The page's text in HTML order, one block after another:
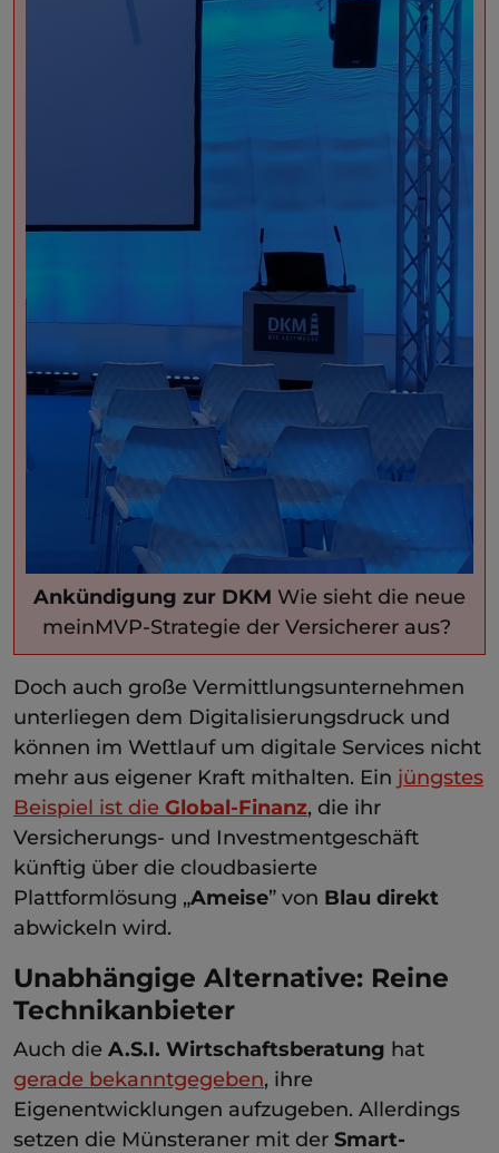
Ankündigung zur DKM Wie sieht die neue
meinMVP-Strategie der Versicherer aus?
Doch auch große Vermittlungsunternehmen
unterliegen dem Digitalisierungsdruck und
können im Wettlauf um digitale Services nicht
mehr aus eigener Kraft mithalten. Ein jüngstes
Beispiel ist die Global-Finanz, die ihr
Versicherungs- und Investmentgeschäft
künftig über die cloudbasierte
Plattformlösung „Ameise” von Blau direkt
abwickeln wird.
Unabhängige Alternative: Reine
Technikanbieter
Auch die A.S.I. Wirtschaftsberatung hat
gerade bekanntgegeben, ihre
Eigenentwicklungen aufzugeben. Allerdings
setzen die Münsteraner mit der Smart-